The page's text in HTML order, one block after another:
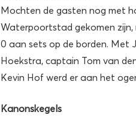
Mochten de gasten nog met
Waterpoortstad gekomen
0 aan sets op de borden. Met
Hoekstra, captain Tom van
Kevin Hof werd er aan het
Kanonskegels